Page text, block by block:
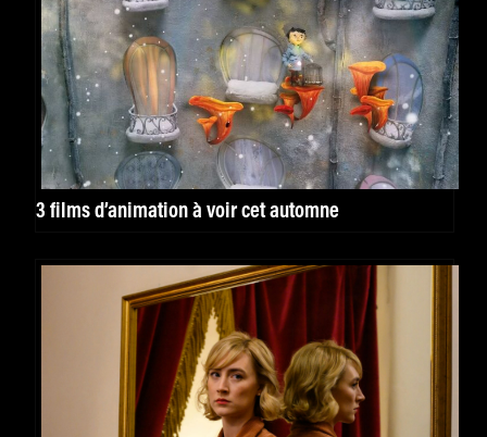
3 films d’animation à voir cet automne